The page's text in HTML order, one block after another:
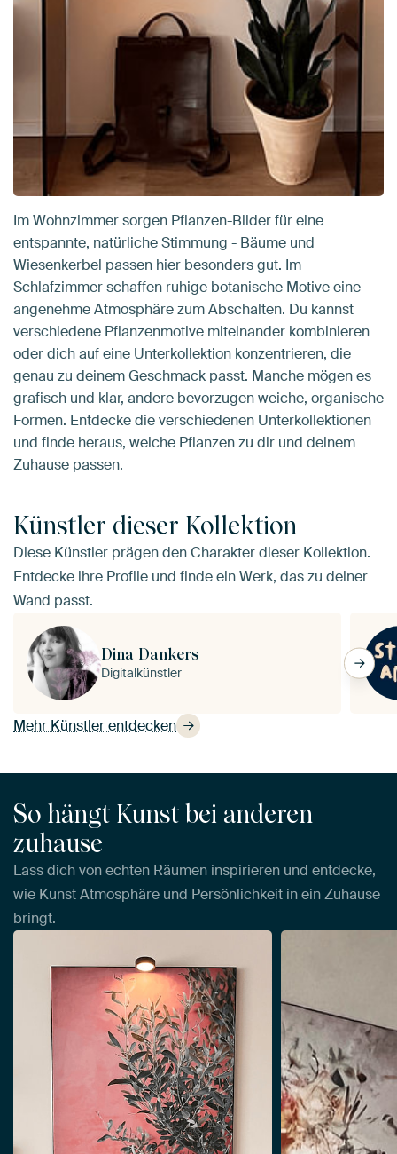
Im Wohnzimmer sorgen Pflanzen-Bilder für eine
entspannte, natürliche Stimmung - Bäume und
Wiesenkerbel passen hier besonders gut. Im
Schlafzimmer schaffen ruhige botanische Motive eine
angenehme Atmosphäre zum Abschalten. Du kannst
verschiedene Pflanzenmotive miteinander kombinieren
oder dich auf eine Unterkollektion konzentrieren, die
genau zu deinem Geschmack passt. Manche mögen es
grafisch und klar, andere bevorzugen weiche, organische
Formen. Entdecke die verschiedenen Unterkollektionen
und finde heraus, welche Pflanzen zu dir und deinem
Zuhause passen.
Künstler dieser Kollektion
Diese Künstler prägen den Charakter dieser Kollektion.
Entdecke ihre Profile und finde ein Werk, das zu deiner
Wand passt.
Mehr Künstler entdecken
Dina Dankers
Digitalkünstler
So hängt Kunst bei anderen
zuhause
Lass dich von echten Räumen inspirieren und entdecke,
wie Kunst Atmosphäre und Persönlichkeit in ein Zuhause
bringt.